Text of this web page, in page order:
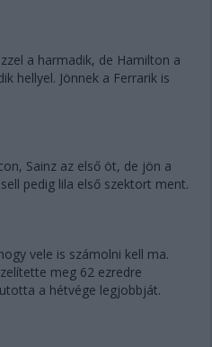
a harmadik, de Hamilton a
hellyel. Jönnek a Ferrarik is
Sainz az első öt, de jön a
pedig lila első szektort ment.
vele is számolni kell ma.
meg 62 ezredre
a hétvége legjobbját.